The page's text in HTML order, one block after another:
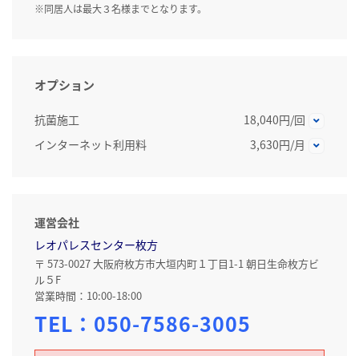
※同居人は最大３名様までとなります。
オプション
抗菌施工
18,040円/回
インターネット利用料
3,630円/月
運営会社
レオパレスセンター枚方
〒 573-0027 大阪府枚方市大垣内町１丁目1-1 朝日生命枚方ビ
ル５F
営業時間：10:00-18:00
TEL： 050-7586-3005